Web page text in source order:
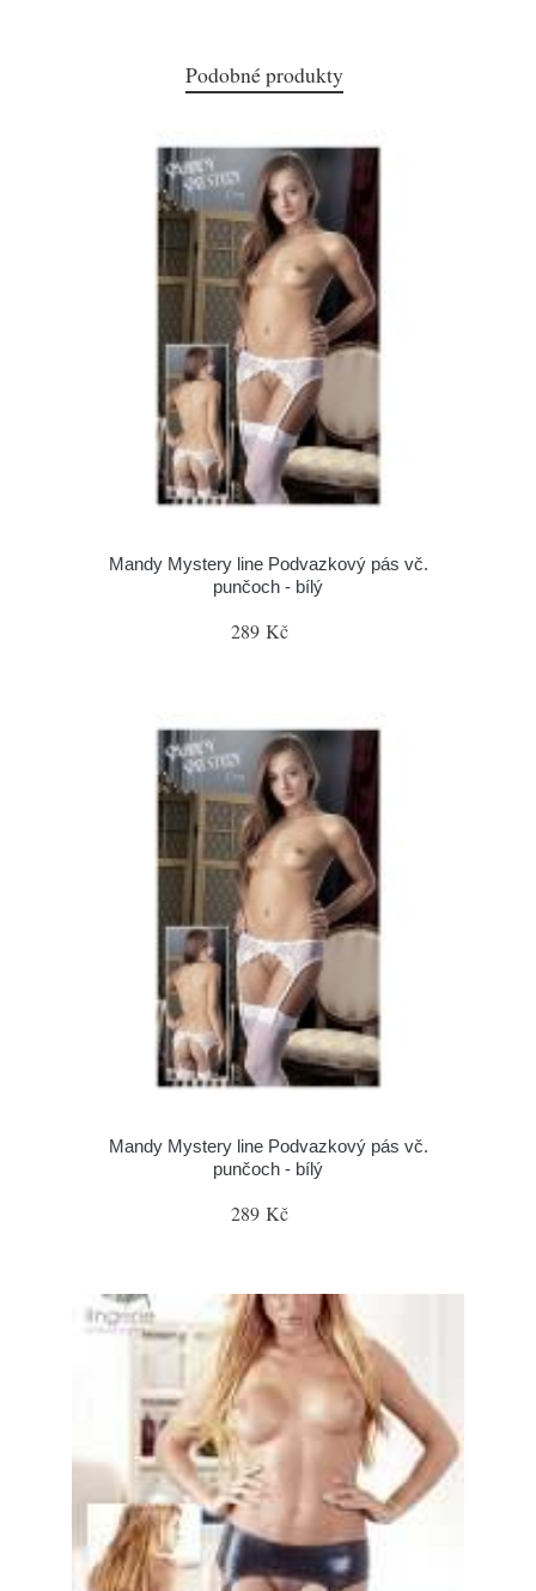
Podobné produkty
Mandy Mystery line Podvazkový pás vč.
punčoch - bílý
289 Kč
Mandy Mystery line Podvazkový pás vč.
punčoch - bílý
289 Kč